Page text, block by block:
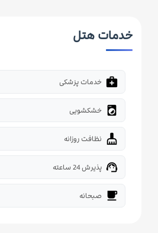
خدمات هتل
medical_services خدمات پزشکی
local_laundry_service خشکشویی
cleaning_services نظافت روزانه
support_agent پذیرش 24 ساعته
free_breakfast صبحانه